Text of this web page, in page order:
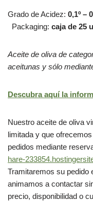
Grado de Acidez: 0,1º –
Packaging: caja de 25
Aceite de oliva de
aceitunas y sólo
Descubra aquí la
Nuestro aceite de oliva
limitada y que
pedidos mediante
hare-
Tramitaremos su pedido
animamos a contactar
precio, disponibilidad o